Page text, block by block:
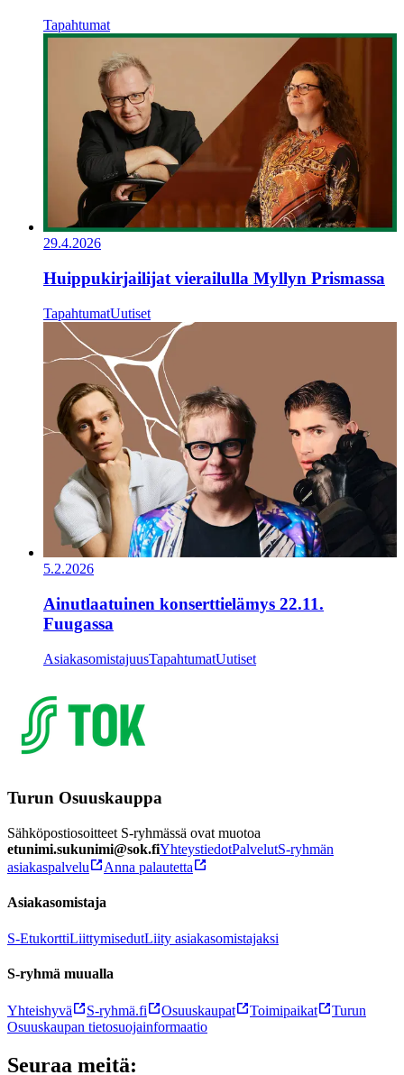
Tapahtumat
29.4.2026
Huippukirjailijat vierailulla Myllyn Prismassa
TapahtumatUutiset
5.2.2026
Ainutlaatuinen konserttielämys 22.11.
Fuugassa
AsiakasomistajuusTapahtumatUutiset
Turun Osuuskauppa
Sähköpostiosoitteet S-ryhmässä ovat muotoa
etunimi.sukunimi@sok.fiYhteystiedotPalvelutS-ryhmän
asiakaspalvelu
Anna palautetta
Asiakasomistaja
S-EtukorttiLiittymisedutLiity asiakasomistajaksi
S-ryhmä muualla
Yhteishyvä S-ryhmä.fi Osuuskaupat Toimipaikat
Turun
Osuuskaupan tietosuojainformaatio
Seuraa meitä: